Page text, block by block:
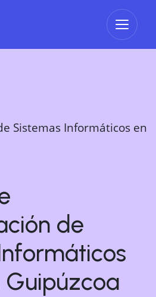
Abrir
Sistemas Informáticos en
de
Guipúzcoa